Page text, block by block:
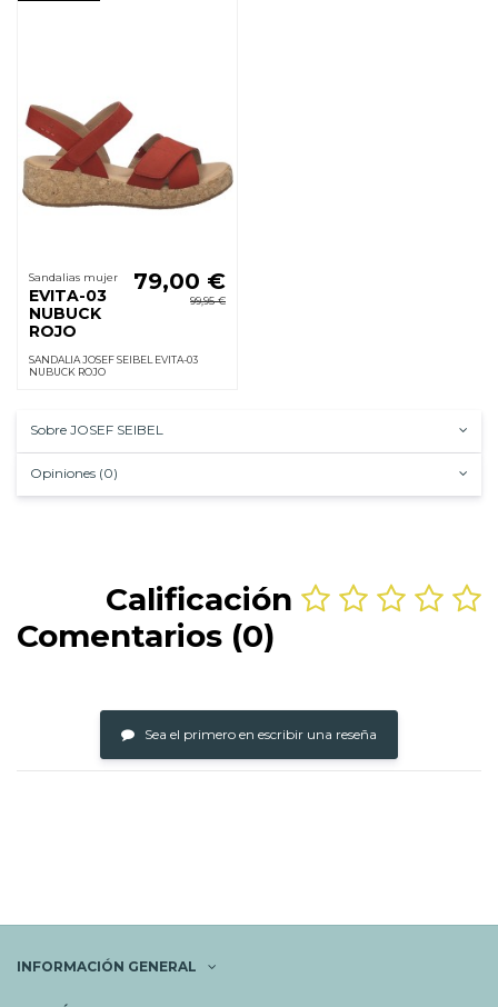
Sandalias mujer
EVITA-03
NUBUCK
ROJO
79,00 €
99,95 €
SANDALIA JOSEF SEIBEL EVITA-03
NUBUCK ROJO
Sobre JOSEF SEIBEL
Opiniones (0)
Calificación
Comentarios (0)
Sea el primero en escribir una reseña
INFORMACIÓN GENERAL